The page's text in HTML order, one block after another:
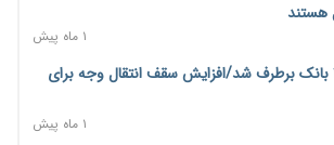
برای شناسایی تخلفات مالی و جریان‌های
۱ ماه پیش
اختلال خدمات ۴ بانک برطرف شد/افزایش سقف انتقال وجه برای
۱ ماه پیش